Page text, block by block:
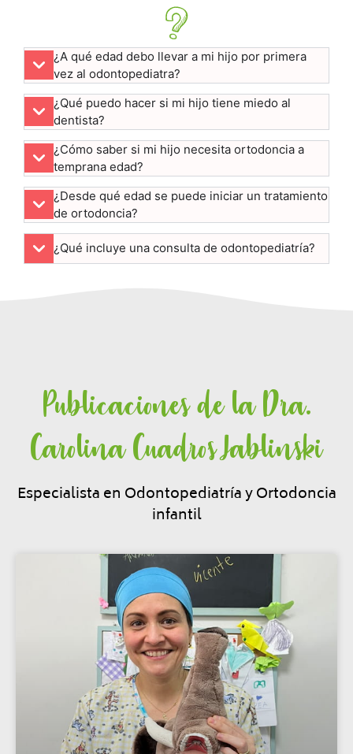
¿A qué edad debo llevar a mi hijo por primera
vez al odontopediatra?
¿Qué puedo hacer si mi hijo tiene miedo al
dentista?
¿Cómo saber si mi hijo necesita ortodoncia a
temprana edad?
¿Desde qué edad se puede iniciar un tratamiento
de ortodoncia?
¿Qué incluye una consulta de odontopediatría?
Publicaciones de la Dra.
Carolina Cuadros Jablinski
Especialista en Odontopediatría y Ortodoncia
infantil